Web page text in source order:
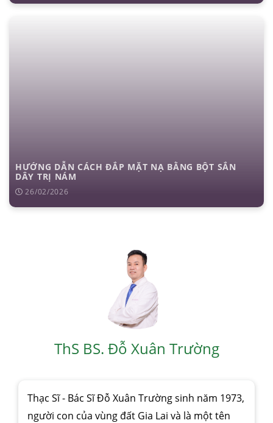
HƯỚNG DẪN CÁCH ĐẮP MẶT NẠ BẰNG BỘT SẮN
DÂY TRỊ NÁM
26/02/2026
ThS BS. Đỗ Xuân Trường
Thạc Sĩ - Bác Sĩ Đỗ Xuân Trường sinh năm 1973,
người con của vùng đất Gia Lai và là một tên